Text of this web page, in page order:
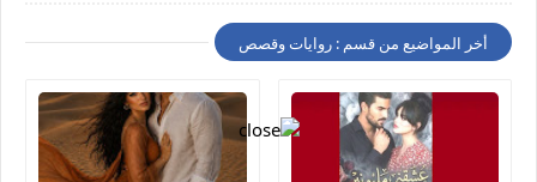
أخر المواضيع من قسم : روايات وقصص